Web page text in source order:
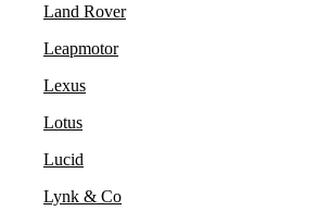
Land Rover
Leapmotor
Lexus
Lotus
Lucid
Lynk & Co